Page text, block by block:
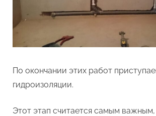
По окончании этих работ
гидроизоляции.
Этот этап считается самым